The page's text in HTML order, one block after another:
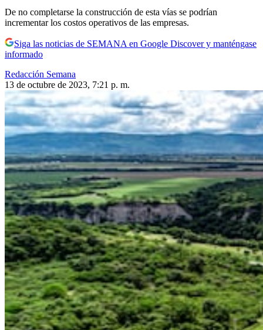
De no completarse la construcción de esta vías se podrían
incrementar los costos operativos de las empresas.
Siga las noticias de SEMANA en Google Discover y manténgase
informado
Redacción Semana
13 de octubre de 2023, 7:21 p. m.